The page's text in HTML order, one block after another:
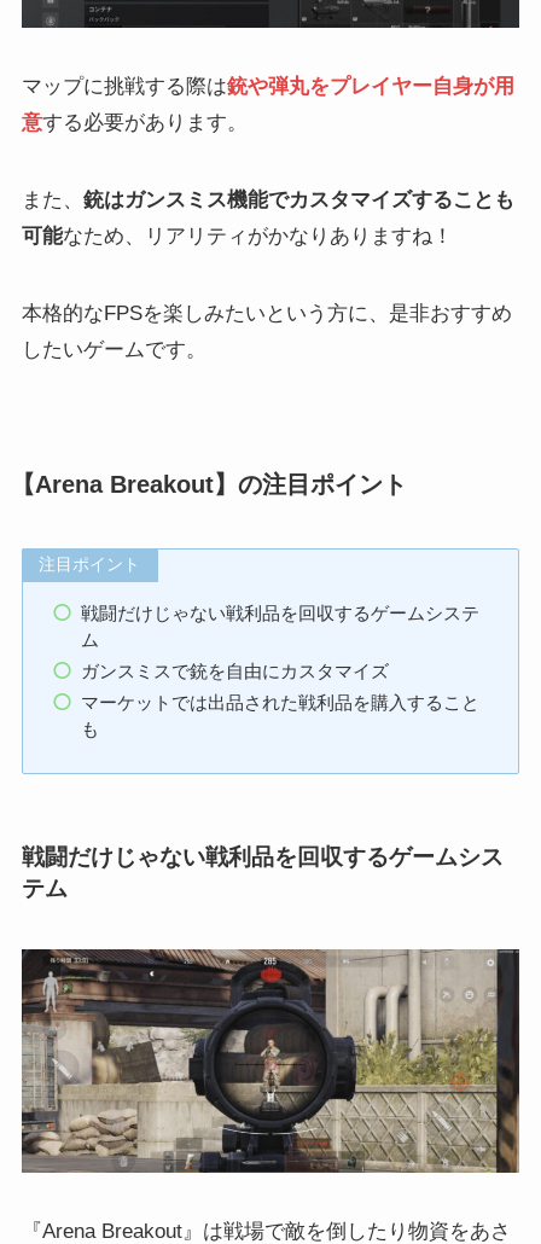
マップに挑戦する際は銃や弾丸をプレイヤー自身が用
意する必要があります。
また、 銃はガンスミス機能でカスタマイズすることも
可能なため、リアリティがかなりありますね！
本格的なFPSを楽しみたいという方に、是非おすすめ
したいゲームです。
【Arena Breakout】の注目ポイント
注目ポイント
戦闘だけじゃない戦利品を回収するゲームシステ
ム
ガンスミスで銃を自由にカスタマイズ
マーケットでは出品された戦利品を購入すること
も
戦闘だけじゃない戦利品を回収するゲームシス
テム
『Arena Breakout』は戦場で敵を倒したり物資をあさ